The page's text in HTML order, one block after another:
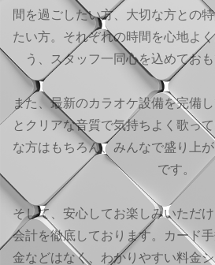
間を過ごしたい方、大切な方との
たい方。それぞれの時間を心地よ
う、スタッフ一同心を込めてお
また、最新のカラオケ設備を完備
とクリアな音質で気持ちよく歌っ
な方はもちろん、みんなで盛り上
です。
そして、安心してお楽しみいただ
会計を徹底しております。カード
金などはなく、わかりやすい料金